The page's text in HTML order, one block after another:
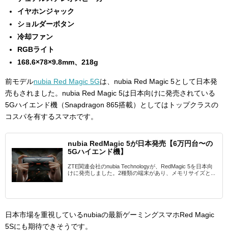
イヤホンジャック
ショルダーボタン
冷却ファン
RGBライト
168.6×78×9.8mm、218g
前モデルnubia Red Magic 5Gは、nubia Red Magic 5として日本発
売もされました。nubia Red Magic 5は日本向けに発売されている
5Gハイエンド機（Snapdragon 865搭載）としてはトップクラスの
コスパを有するスマホです。
nubia RedMagic 5が日本発売【6万円台〜の
5Gハイエンド機】
ZTE関連会社のnubia Technologyが、RedMagic 5を日本向
けに発売しました。2種類の端末があり、メモリサイズと...
日本市場を重視しているnubiaの最新ゲーミングスマホRed Magic
5Sにも期待できそうです。